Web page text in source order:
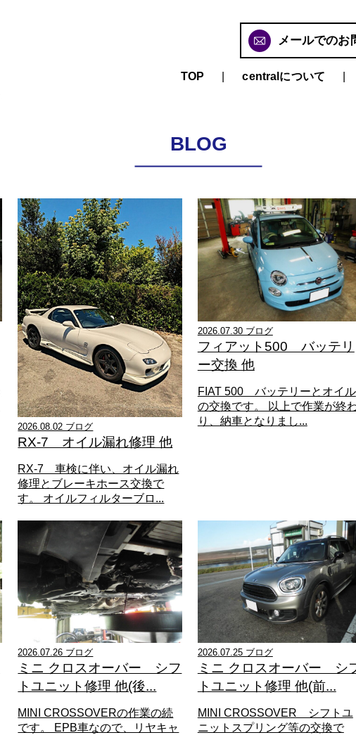
メールでのお
TOP centralについて
BLOG
2026.08.02 ブログ
RX-7 オイル漏れ修理 他
RX-7 車検に伴い、オイル漏れ
修理とブレーキホース交換で
す。 オイルフィルターブロ...
2026.07.30 ブログ
フィアット500 バッテリ
ー交換 他
FIAT 500 バッテリーとオイル
の交換です。 以上で作業が終
り、納車となりまし...
2026.07.26 ブログ
ミニ クロスオーバー シフ
トユニット修理 他(後...
MINI CROSSOVERの作業の続
です。 EPB車なので、リヤキャ
2026.07.25 ブログ
ミニ クロスオーバー シ
トユニット修理 他(前...
MINI CROSSOVER シフトユ
ニットスプリング等の交換で